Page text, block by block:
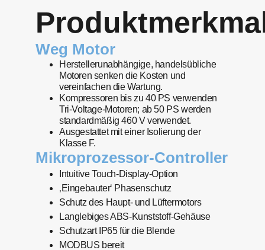
Weg Motor
Herstellerunabhängige, handelsübliche
Motoren senken die Kosten und
vereinfachen die Wartung.
Kompressoren bis zu 40 PS verwenden
Tri-Voltage-Motoren; ab 50 PS werden
standardmäßig 460 V verwendet.
Ausgestattet mit einer Isolierung der
Klasse F.
Mikroprozessor-Controller
Intuitive Touch-Display-Option
‚Eingebauter‘ Phasenschutz
Schutz des Haupt- und Lüftermotors
Langlebiges ABS-Kunststoff-Gehäuse
Schutzart IP65 für die Blende
MODBUS bereit